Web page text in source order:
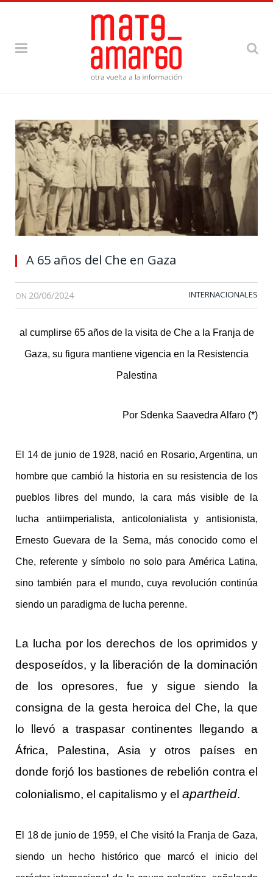
A 65 años del Che en Gaza
ON 20/06/2024 INTERNACIONALES
al cumplirse 65 años de la visita de Che a la Franja de
Gaza, su figura mantiene vigencia en la Resistencia
Palestina
Por Sdenka Saavedra Alfaro (*)
El 14 de junio de 1928, nació en Rosario, Argentina, un
hombre que cambió la historia en su resistencia de los
pueblos libres del mundo, la cara más visible de la
lucha antiimperialista, anticolonialista y antisionista,
Ernesto Guevara de la Serna, más conocido como el
Che, referente y símbolo no solo para América Latina,
sino también para el mundo, cuya revolución continúa
siendo un paradigma de lucha perenne.
La lucha por los derechos de los oprimidos y
desposeídos, y la liberación de la dominación
de los opresores, fue y sigue siendo la
consigna de la gesta heroica del Che, la que
lo llevó a traspasar continentes llegando a
África, Palestina, Asia y otros países en
donde forjó los bastiones de rebelión contra el
colonialismo, el capitalismo y el apartheid.
El 18 de junio de 1959, el Che visitó la Franja de Gaza,
siendo un hecho histórico que marcó el inicio del